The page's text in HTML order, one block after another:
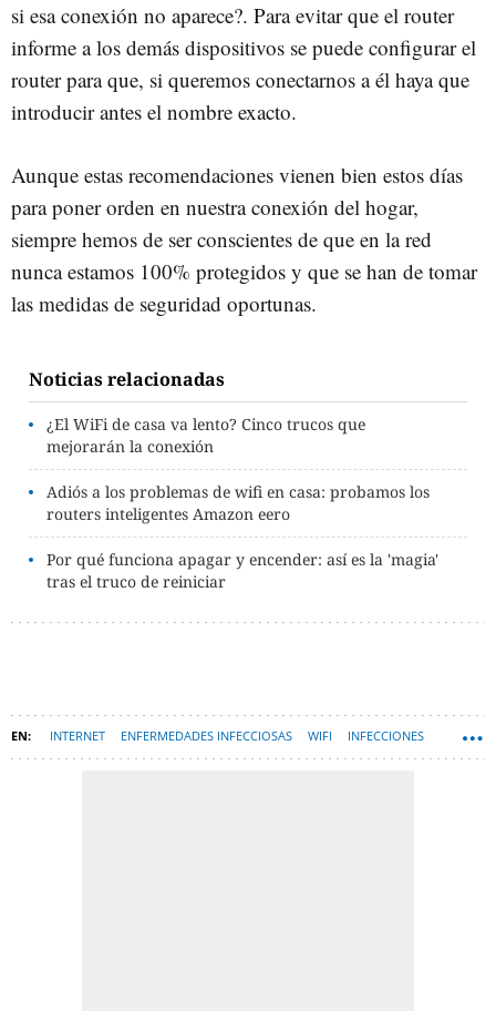
si esa conexión no aparece?. Para evitar que el router
informe a los demás dispositivos se puede configurar el
router para que, si queremos conectarnos a él haya que
introducir antes el nombre exacto.
Aunque estas recomendaciones vienen bien estos días
para poner orden en nuestra conexión del hogar,
siempre hemos de ser conscientes de que en la red
nunca estamos 100% protegidos y que se han de tomar
las medidas de seguridad oportunas.
Noticias relacionadas
¿El WiFi de casa va lento? Cinco trucos que
mejorarán la conexión
Adiós a los problemas de wifi en casa: probamos los
routers inteligentes Amazon eero
Por qué funciona apagar y encender: así es la 'magia'
tras el truco de reiniciar
INTERNET ENFERMEDADES INFECCIOSAS WIFI INFECCIONES